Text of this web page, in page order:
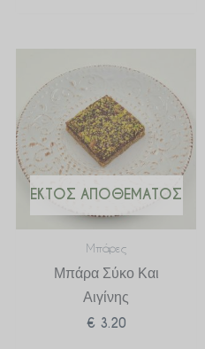
ΕΚΤΌΣ ΑΠΟΘΈΜΑΤΟΣ
Μπάρες
Μπάρα Σύκο Και
Αιγίνης
€ 3.20